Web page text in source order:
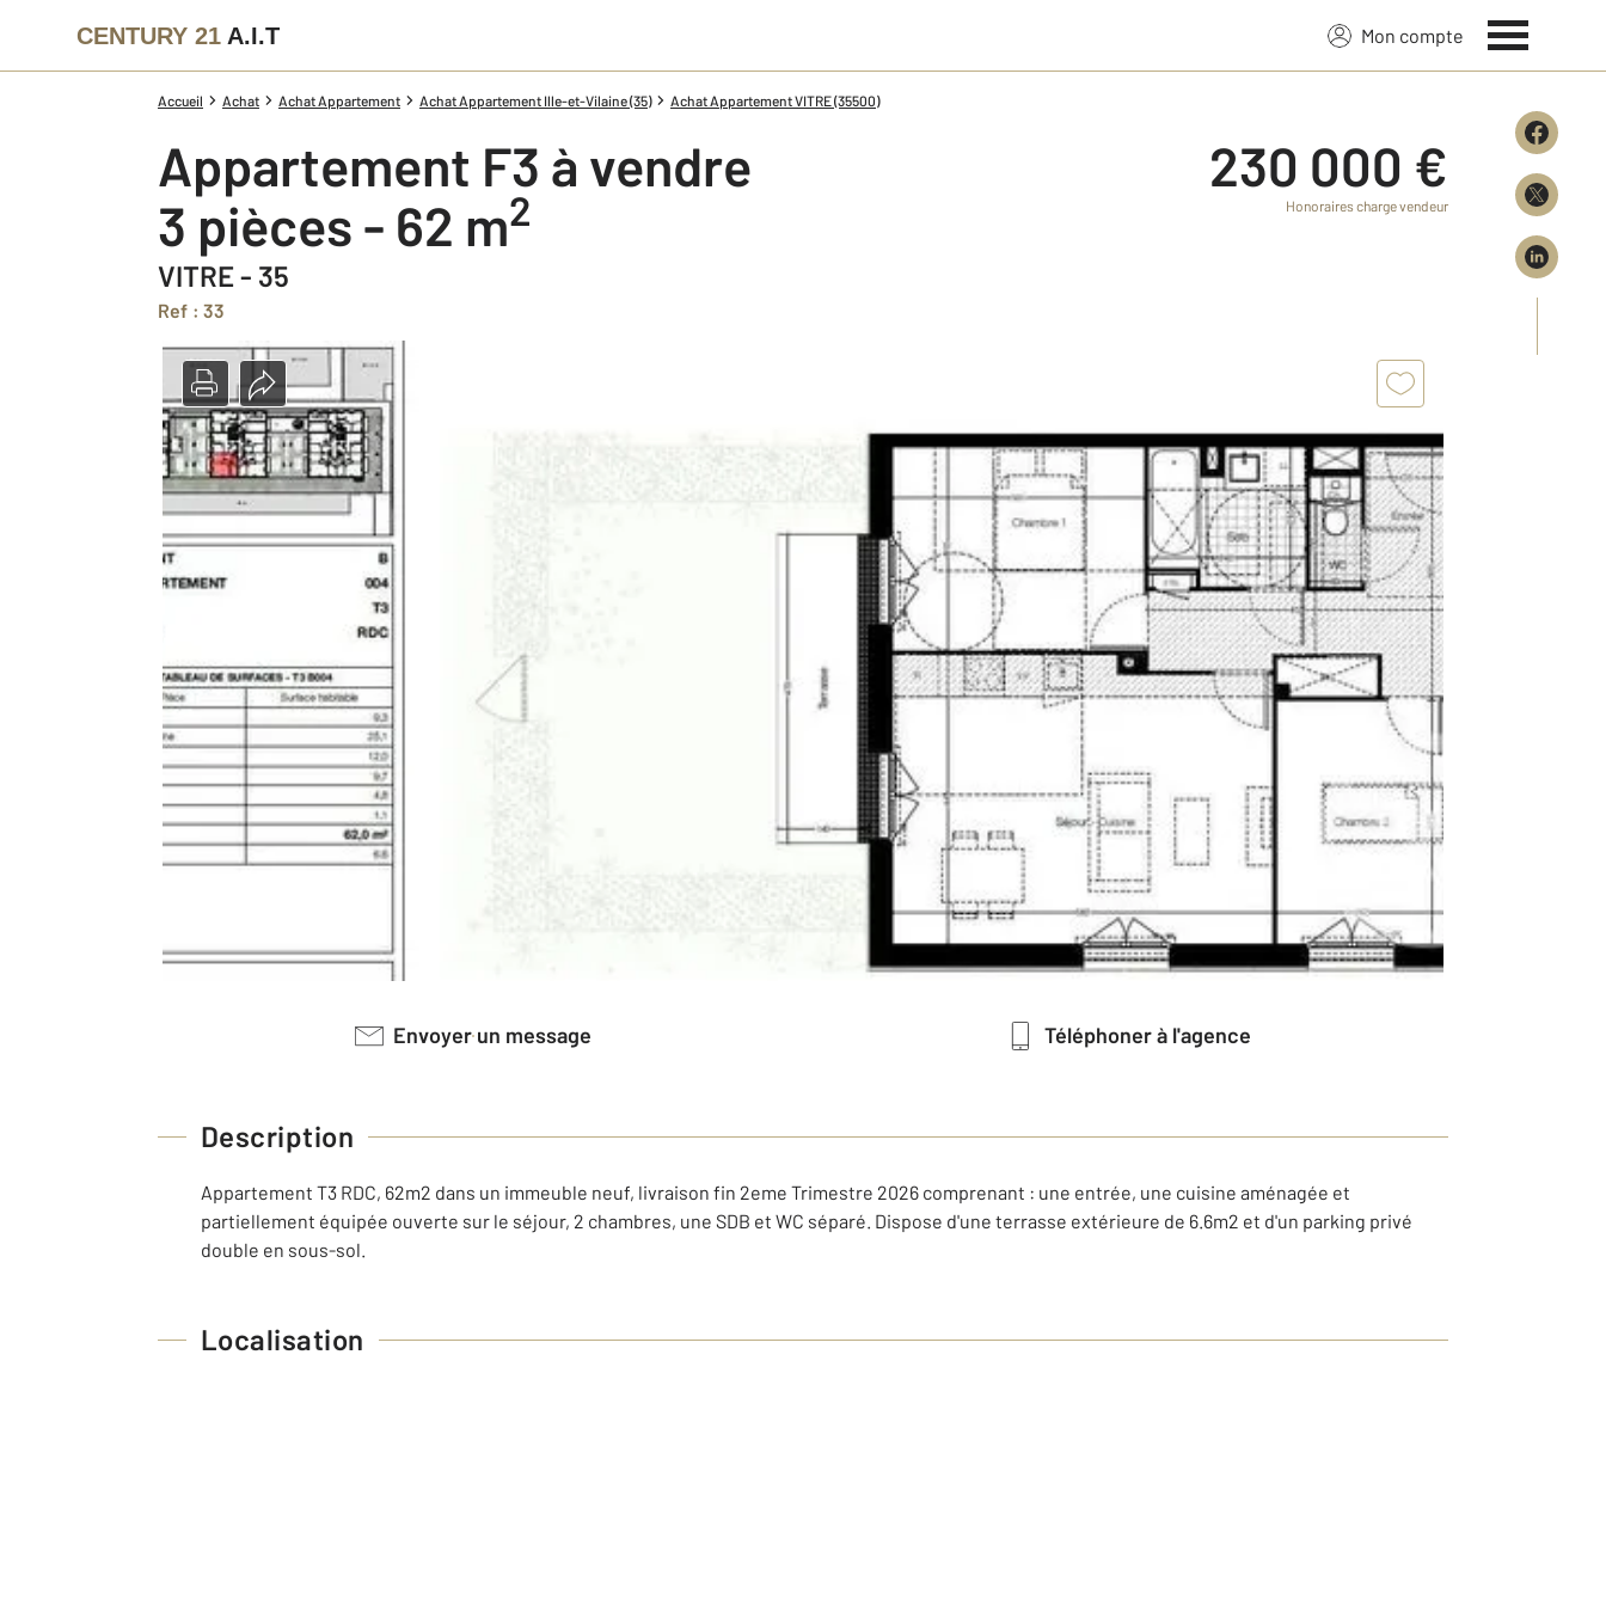
CENTURY 21 A.I.T Mon compte
Accueil Achat Achat Appartement Achat Appartement Ille-et-Vilaine (35) Achat Appartement VITRE (35500)
Appartement F3 à vendre
3 pièces - 62 m2
VITRE - 35
Ref : 33
230 000 €
Honoraires charge vendeur
Envoyer un message Téléphoner à l'agence
Description
Appartement T3 RDC, 62m2 dans un immeuble neuf, livraison fin 2eme Trimestre 2026 comprenant : une entrée, une cuisine aménagée et
partiellement équipée ouverte sur le séjour, 2 chambres, une SDB et WC séparé. Dispose d'une terrasse extérieure de 6.6m2 et d'un parking privé
double en sous-sol.
Localisation